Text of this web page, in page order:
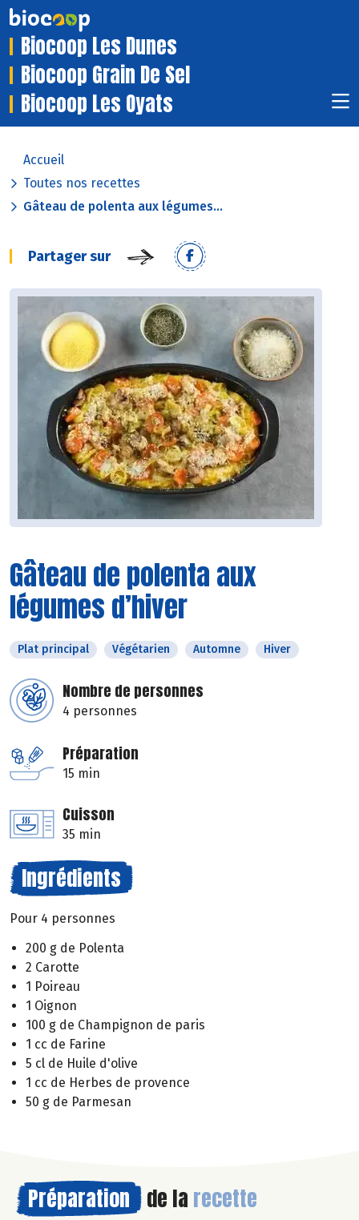
Biocoop Les Dunes
Biocoop Grain De Sel
Biocoop Les Oyats
Accueil
Toutes nos recettes
Gâteau de polenta aux légumes...
Partager sur
Gâteau de polenta aux
légumes d’hiver
Plat principal Végétarien Automne Hiver
Nombre de personnes
4 personnes
Préparation
15 min
Cuisson
35 min
Ingrédients
Pour 4 personnes
200 g de Polenta
2 Carotte
1 Poireau
1 Oignon
100 g de Champignon de paris
1 cc de Farine
5 cl de Huile d'olive
1 cc de Herbes de provence
50 g de Parmesan
Préparation de la recette